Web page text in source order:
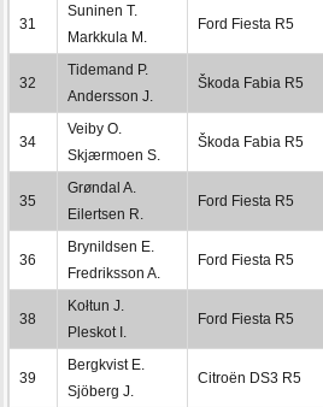
31
Suninen T.
Markkula M.
Ford Fiesta R5
32
Tidemand P.
Andersson J.
Škoda Fabia R5
34
Veiby O.
Skjærmoen S.
Škoda Fabia R5
35
Grøndal A.
Eilertsen R.
Ford Fiesta R5
36
Brynildsen E.
Fredriksson A.
Ford Fiesta R5
38
Kołtun J.
Pleskot I.
Ford Fiesta R5
39
Bergkvist E.
Sjöberg J.
Citroën DS3 R5